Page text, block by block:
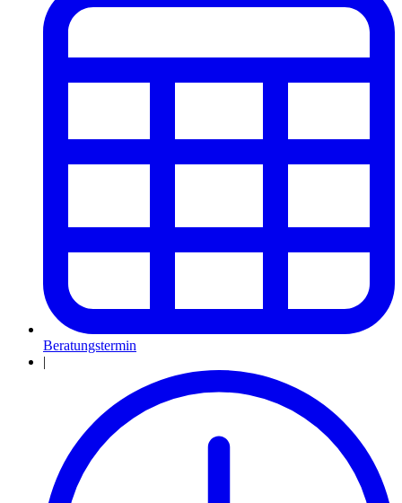
Beratungstermin
|